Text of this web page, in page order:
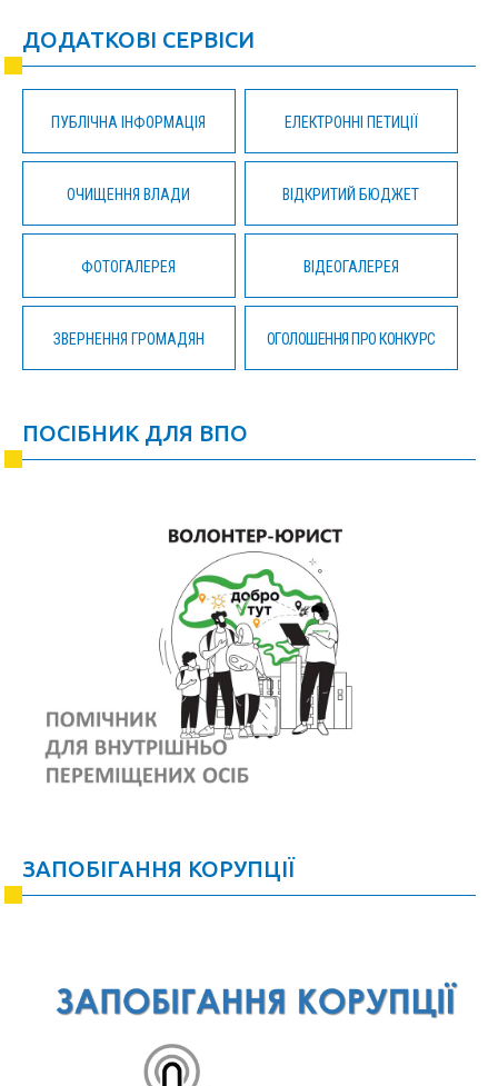
ДОДАТКОВІ СЕРВІСИ
ПУБЛІЧНА ІНФОРМАЦІЯ ЕЛЕКТРОННІ ПЕТИЦІЇ
ОЧИЩЕННЯ ВЛАДИ ВІДКРИТИЙ БЮДЖЕТ
ФОТОГАЛЕРЕЯ ВІДЕОГАЛЕРЕЯ
ЗВЕРНЕННЯ ГРОМАДЯН ОГОЛОШЕННЯ ПРО КОНКУРС
ПОСІБНИК ДЛЯ ВПО
ЗАПОБІГАННЯ КОРУПЦІЇ